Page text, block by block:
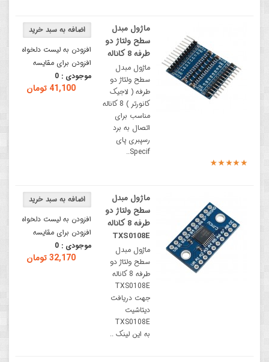
افزودن به لیست دلخواه
افزودن برای مقایسه
موجودی : 0
41,100 تومان
ماژول مبدل
سطح ولتاژ دو
طرفه 8 کاناله
ماژول مبدل
سطح ولتاژ دو
طرفه ( لاجیک
کانورتر ) 8 کاناله
مناسب برای
اتصال به برد
رسپبری پای
Specif..
افزودن به لیست دلخواه
افزودن برای مقایسه
موجودی : 0
32,170 تومان
ماژول مبدل
سطح ولتاژ دو
طرفه 8 کاناله
TXS0108E
ماژول مبدل
سطح ولتاژ دو
طرفه 8 کاناله
TXS0108E
جهت دریافت
دیتاشیت
TXS0108E
به این لینک ..